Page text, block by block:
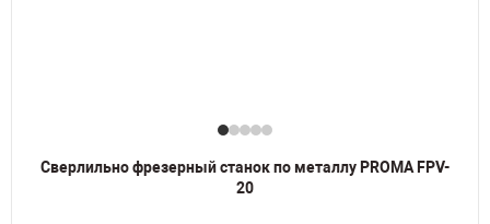
Сверлильно фрезерный станок по металлу PROMA FPV-
20